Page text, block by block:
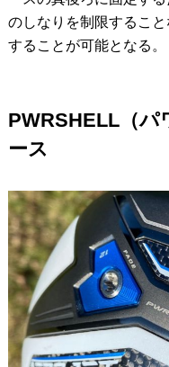
のしなりを制限するこ
することが可能となる。
PWRSHELL（パ
ース